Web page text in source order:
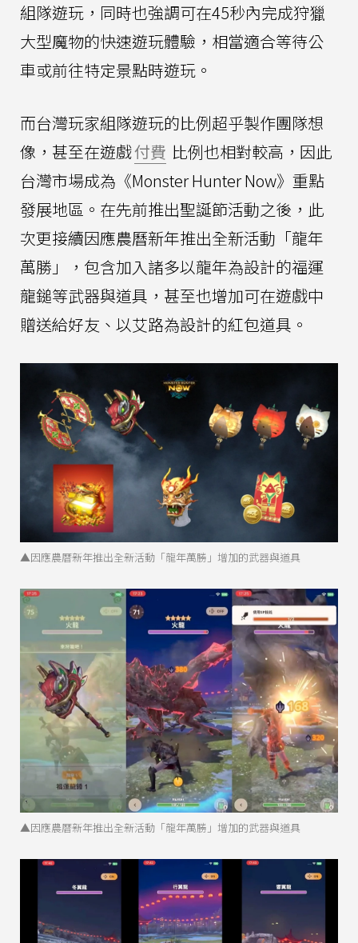
組隊遊玩，同時也強調可在45秒內完成狩獵
大型魔物的快速遊玩體驗，相當適合等待公
車或前往特定景點時遊玩。
而台灣玩家組隊遊玩的比例超乎製作團隊想
像，甚至在遊戲付費 比例也相對較高，因此
台灣市場成為《Monster Hunter Now》重點
發展地區。在先前推出聖誕節活動之後，此
次更接續因應農曆新年推出全新活動「龍年
萬勝」，包含加入諸多以龍年為設計的福運
龍鎚等武器與道具，甚至也增加可在遊戲中
贈送給好友、以艾路為設計的紅包道具。
▲因應農曆新年推出全新活動「龍年萬勝」增加的武器與道具
▲因應農曆新年推出全新活動「龍年萬勝」增加的武器與道具